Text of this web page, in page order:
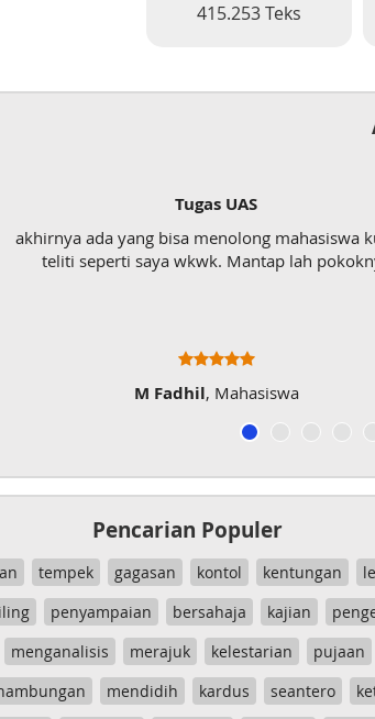
415.253 Teks
yang bisa menolong mahasiswa kurang
saya wkwk. Mantap lah pokoknya
, Mahasiswa
Pencarian Populer
tempek gagasan kontol kentungan
penyampaian bersahaja kajian
menganalisis
merajuk kelestarian
pujaan
mendidih kardus seantero